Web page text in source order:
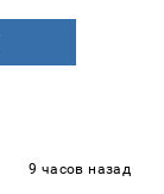
9 часов назад